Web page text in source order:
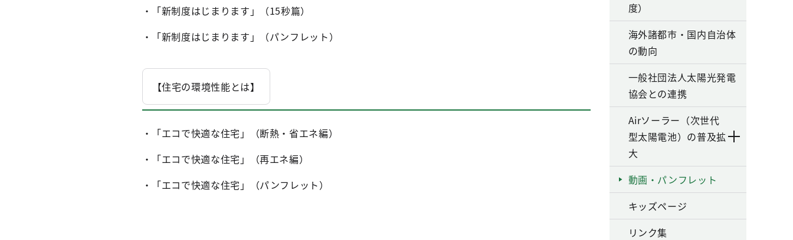
・「新制度はじまります」（15秒篇）
・「新制度はじまります」（パンフレット）
【住宅の環境性能とは】
・「エコで快適な住宅」（断熱・省エネ編）
・「エコで快適な住宅」（再エネ編）
・「エコで快適な住宅」（パンフレット）
度）
海外諸都市・国内自治体
の動向
一般社団法人太陽光発電
協会との連携
Airソーラー（次世代
型太陽電池）の普及拡
大
動画・パンフレット
キッズページ
リンク集